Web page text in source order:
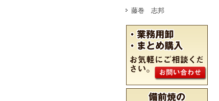
藤巻 志邦